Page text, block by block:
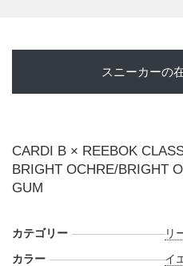
スニーカーの
CARDI B × REEBOK
BRIGHT OCHRE/BRIGHT
GUM
カテゴリー リ
カラー
イ